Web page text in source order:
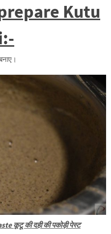
Kutu
कूटू की दही की पकोड़ी पेस्ट